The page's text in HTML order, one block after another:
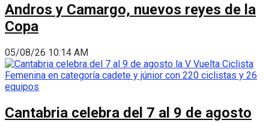
Andros y Camargo, nuevos reyes de la
Copa
05/08/26 10:14 AM
Cantabria celebra del 7 al 9 de agosto